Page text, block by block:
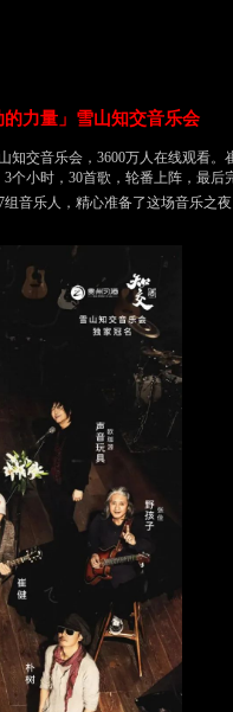
力量」雪山知交音乐会
知交音乐会，3600万人在线观看。
小时，30首歌，轮番上阵，最后
组音乐人，精心准备了这场音乐之